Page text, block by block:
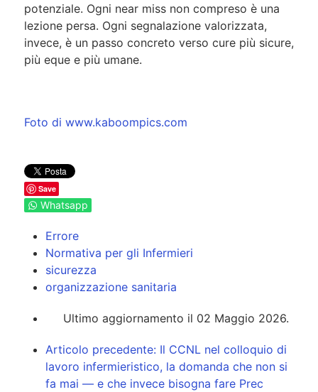
potenziale. Ogni near miss non compreso è una
lezione persa. Ogni segnalazione valorizzata,
invece, è un passo concreto verso cure più sicure,
più eque e più umane.
Foto di www.kaboompics.com
Save
Whatsapp
Errore
Normativa per gli Infermieri
sicurezza
organizzazione sanitaria
Ultimo aggiornamento il 02 Maggio 2026.
Articolo precedente: Il CCNL nel colloquio di
lavoro infermieristico, la domanda che non si
fa mai — e che invece bisogna fare Prec